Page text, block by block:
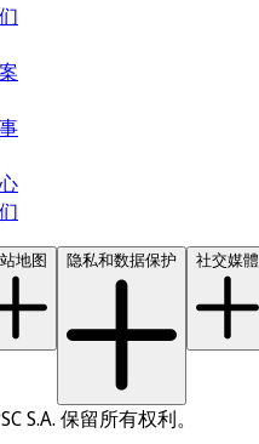
地图 隐私和数据保护 社交媒體
S.A. 保留所有权利。